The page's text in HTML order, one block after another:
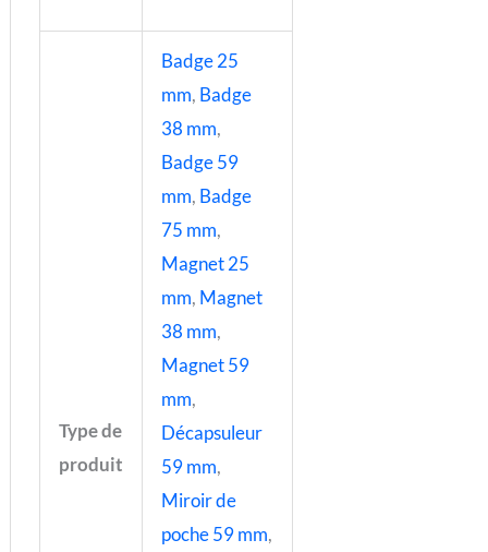
Type de
produit
Badge 25
mm, Badge
38 mm,
Badge 59
mm, Badge
75 mm,
Magnet 25
mm, Magnet
38 mm,
Magnet 59
mm,
Décapsuleur
59 mm,
Miroir de
poche 59 mm,